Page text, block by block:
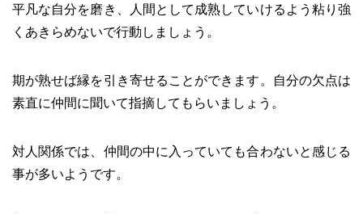
平凡な自分を磨き、人間として成熟していけるよう粘り強
くあきらめないで行動しましょう。
期が熟せば縁を引き寄せることができます。自分の欠点は
素直に仲間に聞いて指摘してもらいましょう。
対人関係では、仲間の中に入っていても合わないと感じる
事が多いようです。